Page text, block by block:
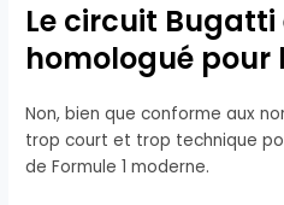
Le circuit
homologué pour
Non, bien que conforme aux
trop court et trop technique
de Formule 1 moderne.